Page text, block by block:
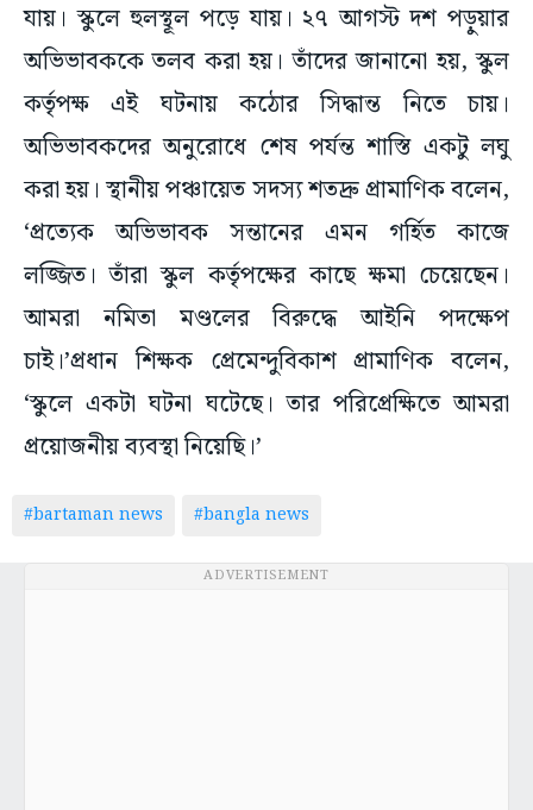
যায়। স্কুলে হুলস্থূল পড়ে যায়। ২৭ আগস্ট দশ পড়ুয়ার
অভিভাবককে তলব করা হয়। তাঁদের জানানো হয়, স্কুল
কর্তৃপক্ষ এই ঘটনায় কঠোর সিদ্ধান্ত নিতে চায়।
অভিভাবকদের অনুরোধে শেষ পর্যন্ত শাস্তি একটু লঘু
করা হয়। স্থানীয় পঞ্চায়েত সদস্য শতদ্রু প্রামাণিক বলেন,
‘প্রত্যেক অভিভাবক সন্তানের এমন গর্হিত কাজে
লজ্জিত। তাঁরা স্কুল কর্তৃপক্ষের কাছে ক্ষমা চেয়েছেন।
আমরা নমিতা মণ্ডলের বিরুদ্ধে আইনি পদক্ষেপ
চাই।’প্রধান শিক্ষক প্রেমেন্দুবিকাশ প্রামাণিক বলেন,
‘স্কুলে একটা ঘটনা ঘটেছে। তার পরিপ্রেক্ষিতে আমরা
প্রয়োজনীয় ব্যবস্থা নিয়েছি।’
#bartaman news #bangla news
ADVERTISEMENT